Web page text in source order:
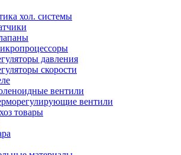
хол. системы
давления
скорости
вентили
вентили
товары